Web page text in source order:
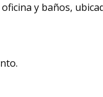
y baños,